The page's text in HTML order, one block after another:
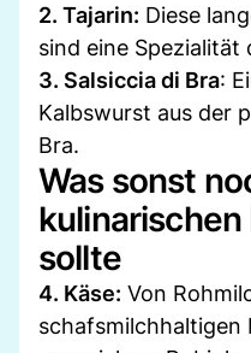
2. Tajarin: Diese
sind eine Spezialität
3. Salsiccia di Bra:
Kalbswurst aus der
Bra.
Was sonst
sollte
4. Käse: Von
schafsmilchhaltigen